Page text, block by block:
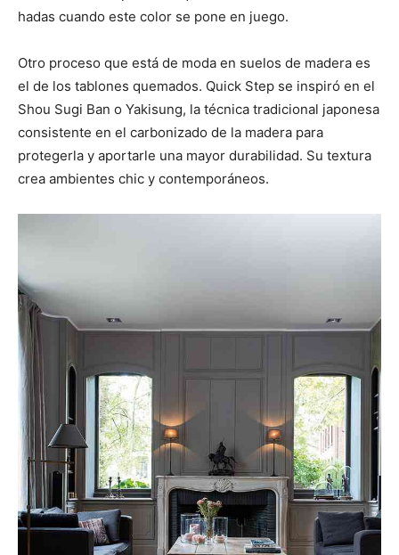
hadas cuando este color se pone en juego.
Otro proceso que está de moda en suelos de madera es
el de los tablones quemados. Quick Step se inspiró en el
Shou Sugi Ban o Yakisung, la técnica tradicional japonesa
consistente en el carbonizado de la madera para
protegerla y aportarle una mayor durabilidad. Su textura
crea ambientes chic y contemporáneos.